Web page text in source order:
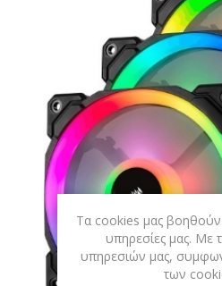
Τα cookies μας βοηθούν
υπηρεσίες μας. Με
υπηρεσιών μας,
των